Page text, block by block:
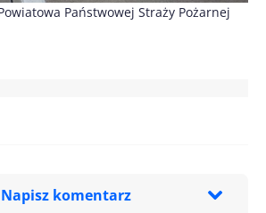
Państwowej Straży Pożarnej
Napisz komentarz